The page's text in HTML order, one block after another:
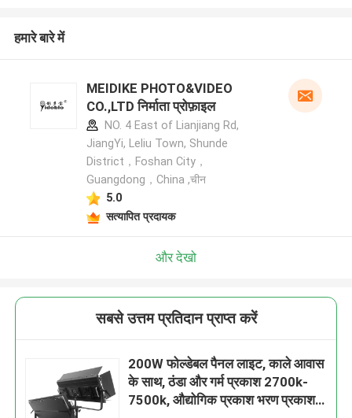
हमारे बारे में
MEIDIKE PHOTO&VIDEO
CO.,LTD निर्माता प्रोफ़ाइल
NO. 4 East of Lianjiang Rd,
JiangYi, Leliu Town, Shunde
District，Foshan City，
Guangdong，China ,चीन
5.0
सत्यापित प्रदायक
और देखो
सबसे उत्तम प्रतिदान प्राप्त करें
200W फोल्डेबल पैनल लाइट, काले आवास
के साथ, ठंडा और गर्म प्रकाश 2700k-
7500k, औद्योगिक प्रकाश भरण प्रकाश